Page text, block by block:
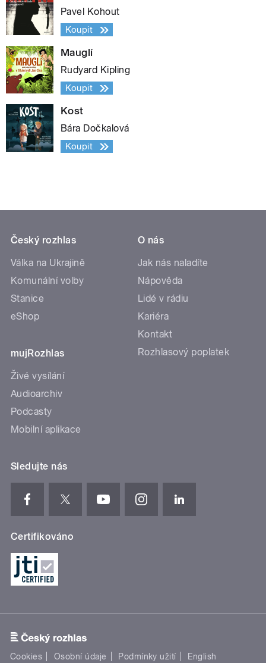
Pavel Kohout
Koupit
Mauglí
Rudyard Kipling
Koupit
Kost
Bára Dočkalová
Koupit
Český rozhlas
Válka na Ukrajině
Komunální volby
Stanice
eShop
mujRozhlas
Živé vysílání
Audioarchiv
Podcasty
Mobilní aplikace
O nás
Jak nás naladíte
Nápověda
Lidé v rádiu
Kariéra
Kontakt
Rozhlasový poplatek
Sledujte nás
Certifikováno
Cookies Osobní údaje Podmínky užití English